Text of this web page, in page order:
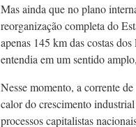
Mas ainda que no plano
reorganização completa do
apenas 145 km das costas
entendia em um sentido amplo,
Nesse momento, a corrente
calor do crescimento
processos capitalistas